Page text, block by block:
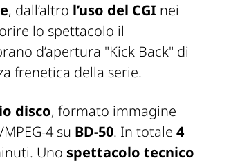
, dall’altro l’uso del CGI nei
lo spettacolo il
d’apertura "Kick Back" di
frenetica della serie.
disco, formato immagine
4 su BD-50. In totale 4
Uno spettacolo tecnico